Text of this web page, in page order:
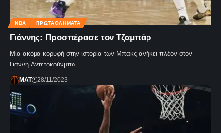
NBA ΠΡΩΤΑΘΛΗΜΑΤΑ
Γιάννης: Προσπέρασε τον Τζαμπάρ
Μία ακόμα κορυφή στην ιστορία των Μπακς ανήκει πλέον στον
Γιάννη Αντετοκούνμπο.…
MAT 28/11/2023